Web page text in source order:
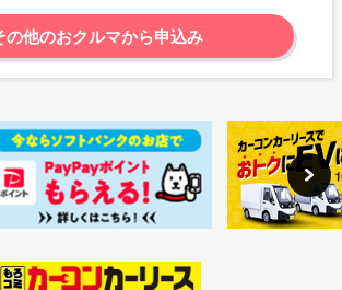
の他のおクルマから申込み